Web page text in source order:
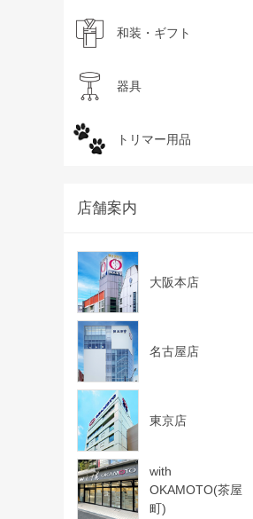
和装・ギフト
器具
トリマー用品
店舗案内
大阪本店
名古屋店
東京店
with
OKAMOTO(茶屋
町)